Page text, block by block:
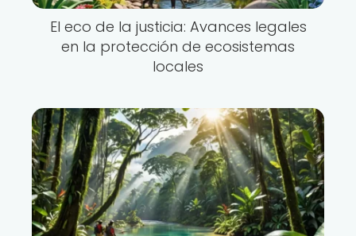
El eco de la justicia: Avances legales
en la protección de ecosistemas
locales